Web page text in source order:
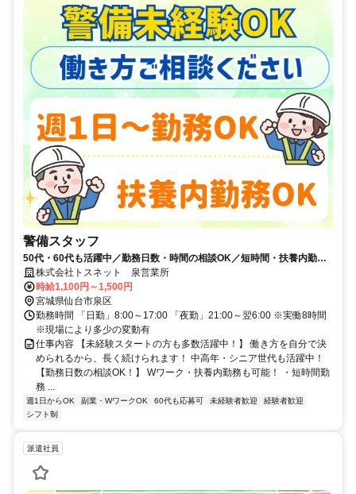
警備スタッフ
50代・60代も活躍中／勤務日数・時間の相談OK／短時間・扶養内勤務
も可能／無資格・未経験OK
株式会社トスネット 泉営業所
時給1,100円～1,500円
宮城県仙台市泉区
勤務時間 「日勤」8:00～17:00 「夜勤」21:00～翌6:00 ※実働8時間
※現場により多少の変動有
仕事内容 【未経験スタートの方も多数活躍中！】 働き方を自分で決
められるから、長く続けられます！ 中高年・シニア世代も活躍中！
【勤務日数の相談OK！】 Wワーク・扶養内勤務も可能！ ・短時間勤
務 ...
週1日からOK 副業・WワークOK 60代も応募可 未経験者歓迎
経験者歓迎
シフト制
派遣社員